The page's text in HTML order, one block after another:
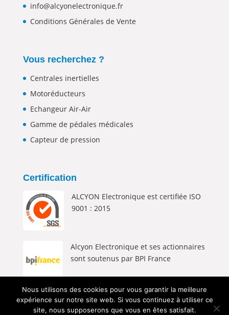
info@alcyonelectronique.fr
Conditions Générales de Vente
Vous recherchez ?
Centrales inertielles
Motoréducteurs
Echangeur Air-Air
Gamme de pédales médicales
Capteur de pression
Certification
ALCYON Electronique est certifiée ISO
9001 : 2015
Alcyon Electronique et ses actionnaires
sont soutenus par BPI France
Nous utilisons des cookies pour vous garantir la meilleure
expérience sur notre site web. Si vous continuez à utiliser ce
site, nous supposerons que vous en êtes satisfait.